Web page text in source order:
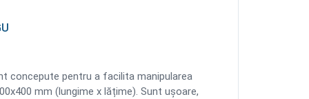
concepute pentru a facilita manipularea
mm (lungime x lățime). Sunt uşoare,